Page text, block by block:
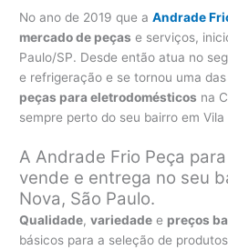
No ano de 2019 que aAndrade
mercado de peças e serviços,
Paulo/SP. Desde então atua no
e refrigeração e se tornou uma
peças para eletrodomésticos na
sempre perto do seu bairro em Vila
A Andrade Frio Peça
vende e entrega no seu
Nova, São Paulo.
Qualidade,variedade e preços
básicos para a seleção de